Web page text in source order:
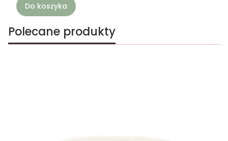
Do koszyka
Polecane produkty